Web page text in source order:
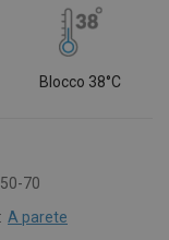
Blocco 38°C
70
A parete